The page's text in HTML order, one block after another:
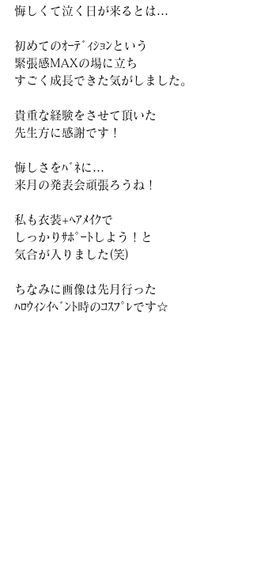
悔しくて泣く日が来るとは…
初めてのｵｰﾃﾞｨｼｮﾝという
緊張感MAXの場に立ち
すごく成長できた気がしました。
貴重な経験をさせて頂いた
先生方に感謝です！
悔しさをﾊﾞﾈに…
来月の発表会頑張ろうね！
私も衣装+ﾍｱﾒｲｸで
しっかりｻﾎﾟｰﾄしよう！と
気合が入りました(笑)
ちなみに画像は先月行った
ﾊﾛｳｨﾝｲﾍﾞﾝﾄ時のｺｽﾌﾟﾚです☆